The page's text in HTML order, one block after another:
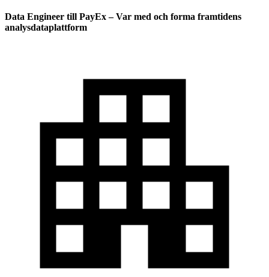
Data Engineer till PayEx – Var med och forma framtidens
analysdataplattform